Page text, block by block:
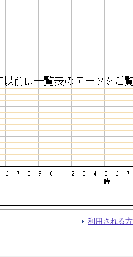
利用される